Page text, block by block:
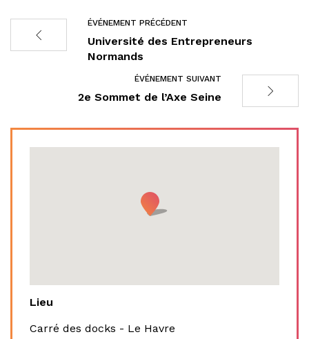
ÉVÉNEMENT PRÉCÉDENT
Université des Entrepreneurs
Normands
ÉVÉNEMENT SUIVANT
2e Sommet de l’Axe Seine
Lieu
Carré des docks - Le Havre